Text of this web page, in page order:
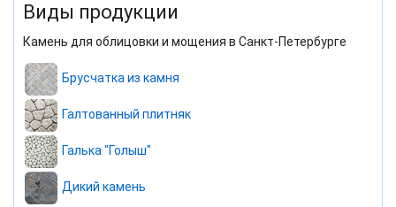
Виды продукции
Камень для облицовки и мощения в Санкт-Петербурге
Брусчатка из камня
Галтованный плитняк
Галька "Голыш"
Дикий камень